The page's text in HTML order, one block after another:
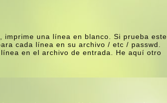
imprime una lí­nea en blanco. Si prueba este
cada lí­nea en su archivo / etc / passwd.
en el archivo de entrada. He aquí­ otro